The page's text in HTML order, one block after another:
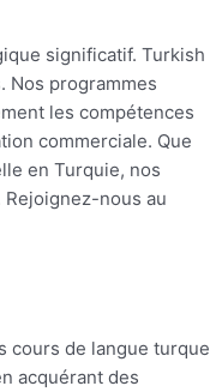
significatif. Turkish
Nos programmes
les compétences
commerciale. Que
en Turquie, nos
nous au
cours de langue turque
acquérant des